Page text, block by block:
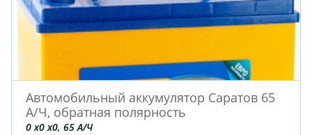
Автомобильный аккумулятор Саратов 65
А/Ч, обратная полярность
0 x0 x0, 65 А/Ч